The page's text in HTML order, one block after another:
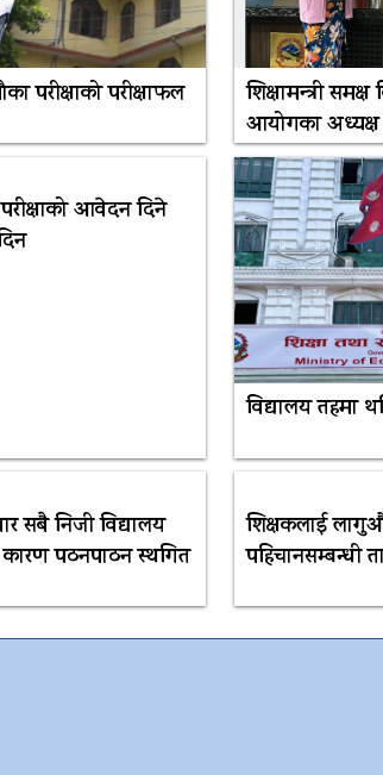
परीक्षाको परीक्षाफल
शिक्षामन्त्री
आयोगका
आवेदन दिने
विद्यालय तहमा
सबै निजी विद्यालय
पठनपाठन स्थगित
शिक्षकलाई
पहिचानसम्बन्धी